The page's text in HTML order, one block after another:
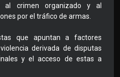
al crimen organizado y al
por el tráfico de armas.
que apuntan a factores
derivada de disputas
y el acceso de estas a